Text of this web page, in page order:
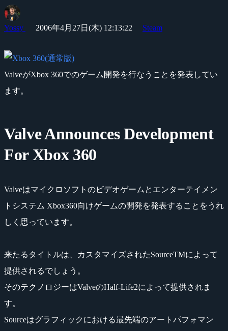
Yossy 2006年4月27日(木) 12:13:22 Steam
ValveがXbox 360でのゲーム開発を行なうことを発表してい
ます。
Valve Announces Development
For Xbox 360
Valveはマイクロソフトのビデオゲームとエンターテイメン
トシステム Xbox360向けゲームの開発を発表することをうれ
しく思っています。
来たるタイトルは、カスタマイズされたSourceTMによって
提供されるでしょう。
そのテクノロジーはValveのHalf-Life2によって提供されま
す。
Sourceはグラフィックにおける最先端のアートパフォマン